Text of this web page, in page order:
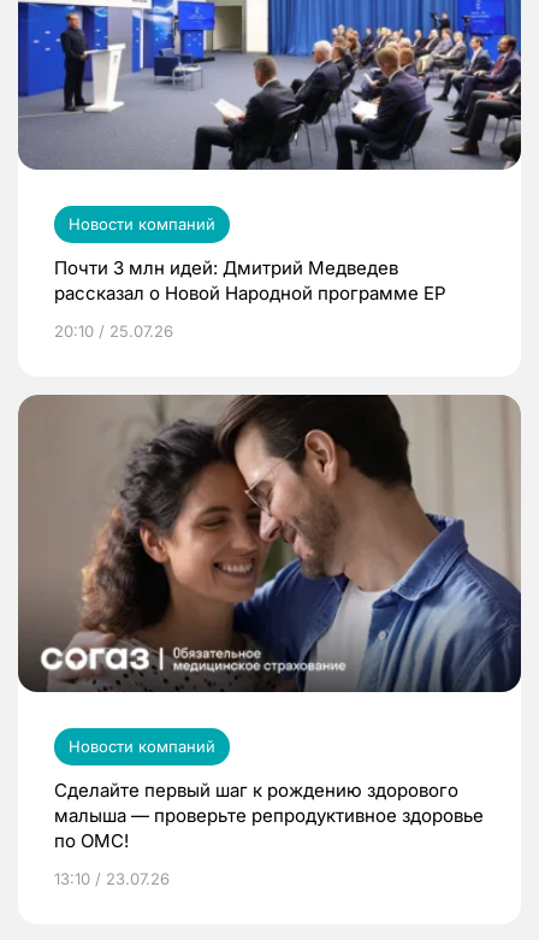
Новости компаний
Почти 3 млн идей: Дмитрий Медведев
рассказал о Новой Народной программе ЕР
20:10 / 25.07.26
Новости компаний
Сделайте первый шаг к рождению здорового
малыша — проверьте репродуктивное здоровье
по ОМС!
13:10 / 23.07.26